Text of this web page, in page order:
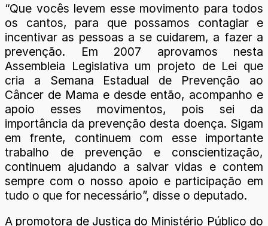
“Que vocês levem esse movimento para todos
os cantos, para que possamos contagiar e
incentivar as pessoas a se cuidarem, a fazer a
prevenção. Em 2007 aprovamos nesta
Assembleia Legislativa um projeto de Lei que
cria a Semana Estadual de Prevenção ao
Câncer de Mama e desde então, acompanho e
apoio esses movimentos, pois sei da
importância da prevenção desta doença. Sigam
em frente, continuem com esse importante
trabalho de prevenção e conscientização,
continuem ajudando a salvar vidas e contem
sempre com o nosso apoio e participação em
tudo o que for necessário”, disse o deputado.
A promotora de Justiça do Ministério Público do